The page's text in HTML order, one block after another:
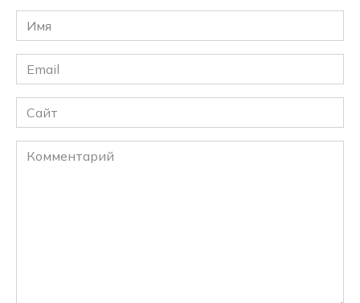
Имя
*
Email
*
Сайт
Комментарий